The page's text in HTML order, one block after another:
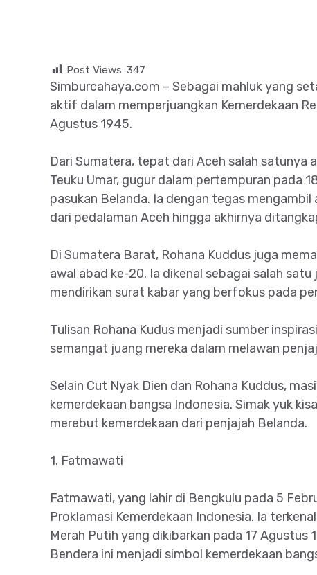
Post Views: 347
Simburcahaya.com – Sebagai mahluk yang
aktif dalam memperjuangkan Kemerdekaan
Agustus 1945.
Dari Sumatera, tepat dari Aceh salah satunya
Teuku Umar, gugur dalam pertempuran pada
pasukan Belanda. Ia dengan tegas
dari pedalaman Aceh hingga akhirnya
Di Sumatera Barat, Rohana Kuddus juga
awal abad ke-20. Ia dikenal sebagai salah
mendirikan surat kabar yang berfokus pada
Tulisan Rohana Kudus menjadi sumber
semangat juang mereka dalam melawan
Selain Cut Nyak Dien dan Rohana Kuddus,
kemerdekaan bangsa Indonesia. Simak yuk
merebut kemerdekaan dari penjajah Belanda.
1. Fatmawati
Fatmawati, yang lahir di Bengkulu pada 5
Proklamasi Kemerdekaan Indonesia. Ia
Merah Putih yang dikibarkan pada 17
Bendera ini menjadi simbol kemerdekaan